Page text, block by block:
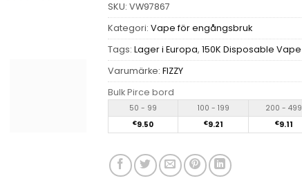
SKU: VW97867
Kategori: Vape för engångsbruk
Tags: Lager i Europa, 150K Disposable Vape
Varumärke: FIZZY
Bulk Pirce bord
50 - 99 100 - 199 200 - 499
€9.50 €9.21 €9.11